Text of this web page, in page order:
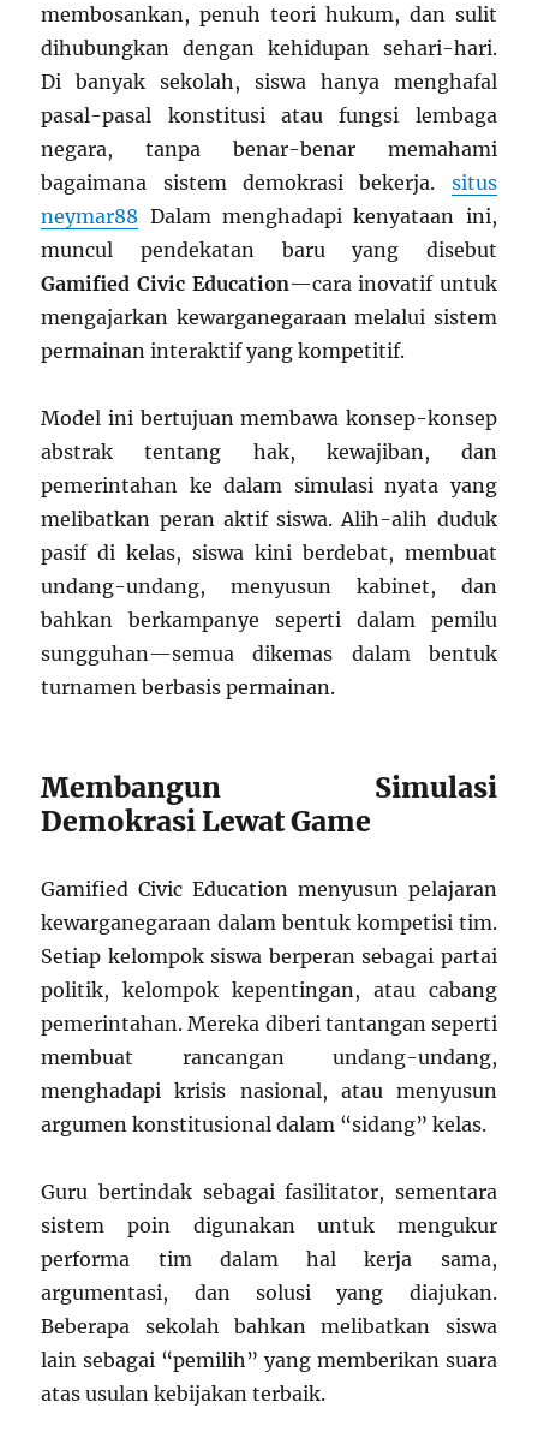
membosankan, penuh teori hukum, dan sulit
dihubungkan dengan kehidupan sehari-hari.
Di banyak sekolah, siswa hanya menghafal
pasal-pasal konstitusi atau fungsi lembaga
negara, tanpa benar-benar memahami
bagaimana sistem demokrasi bekerja. situs
neymar88 Dalam menghadapi kenyataan ini,
muncul pendekatan baru yang disebut
Gamified Civic Education—cara inovatif untuk
mengajarkan kewarganegaraan melalui sistem
permainan interaktif yang kompetitif.
Model ini bertujuan membawa konsep-konsep
abstrak tentang hak, kewajiban, dan
pemerintahan ke dalam simulasi nyata yang
melibatkan peran aktif siswa. Alih-alih duduk
pasif di kelas, siswa kini berdebat, membuat
undang-undang, menyusun kabinet, dan
bahkan berkampanye seperti dalam pemilu
sungguhan—semua dikemas dalam bentuk
turnamen berbasis permainan.
Membangun Simulasi
Demokrasi Lewat Game
Gamified Civic Education menyusun pelajaran
kewarganegaraan dalam bentuk kompetisi tim.
Setiap kelompok siswa berperan sebagai partai
politik, kelompok kepentingan, atau cabang
pemerintahan. Mereka diberi tantangan seperti
membuat rancangan undang-undang,
menghadapi krisis nasional, atau menyusun
argumen konstitusional dalam “sidang” kelas.
Guru bertindak sebagai fasilitator, sementara
sistem poin digunakan untuk mengukur
performa tim dalam hal kerja sama,
argumentasi, dan solusi yang diajukan.
Beberapa sekolah bahkan melibatkan siswa
lain sebagai “pemilih” yang memberikan suara
atas usulan kebijakan terbaik.